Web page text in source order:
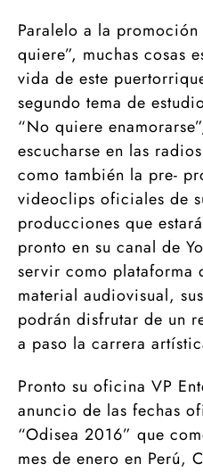
Paralelo a la
quiere”, muchas cosas
vida de este
segundo tema de
“No quiere
escucharse en las
como también la pre-
videoclips oficiales de
producciones que
pronto en su canal de
servir como plataforma
material audiovisual,
podrán disfrutar de un
a paso la carrera
Pronto su oficina VP
anuncio de las fechas
“Odisea 2016” que
mes de enero en Perú,